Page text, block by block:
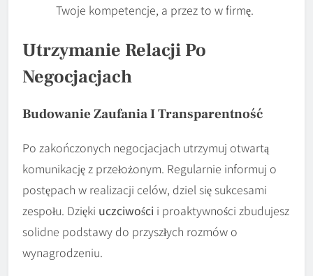
Twoje kompetencje, a przez to w firmę.
Utrzymanie Relacji Po
Negocjacjach
Budowanie Zaufania I Transparentność
Po zakończonych negocjacjach utrzymuj otwartą
komunikację z przełożonym. Regularnie informuj o
postępach w realizacji celów, dziel się sukcesami
zespołu. Dzięki uczciwości i proaktywności zbudujesz
solidne podstawy do przyszłych rozmów o
wynagrodzeniu.